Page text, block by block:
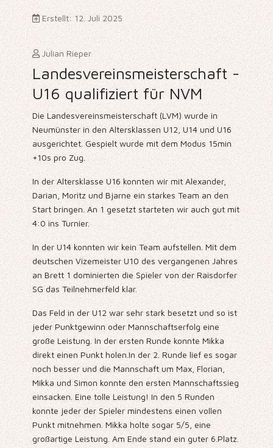
Erstellt: 12. Juli 2025
Julian Rieper
Landesvereinsmeisterschaft -
U16 qualifiziert für NVM
Die Landesvereinsmeisterschaft (LVM) wurde in
Neumünster in den Altersklassen U12, U14 und U16
ausgerichtet. Gespielt wurde mit dem Modus 15min
+10s pro Zug.
In der Altersklasse U16 konnten wir mit Alexander,
Darian, Moritz und Bjarne ein starkes Team an den
Start bringen. An 1 gesetzt starteten wir auch gut mit
4:0 ins Turnier.
In der U14 konnten wir kein Team aufstellen. Mit dem
deutschen Vizemeister U10 des vergangenen Jahres
an Brett 1 dominierten die Spieler von der Raisdorfer
SG das Teilnehmerfeld klar.
Das Feld in der U12 war sehr stark besetzt und so ist
jeder Punktgewinn oder Mannschaftserfolg eine
große Leistung. In der ersten Runde konnte Mikka
direkt einen Punkt holen.In der 2. Runde lief es sogar
noch besser und die Mannschaft um Max, Florian,
Mikka und Simon konnte den ersten Mannschaftssieg
einsacken. Eine tolle Leistung! In den 5 Runden
konnte jeder der Spieler mindestens einen vollen
Punkt mitnehmen. Mikka holte sogar 5/5, eine
großartige Leistung. Am Ende stand ein guter 6.Platz.